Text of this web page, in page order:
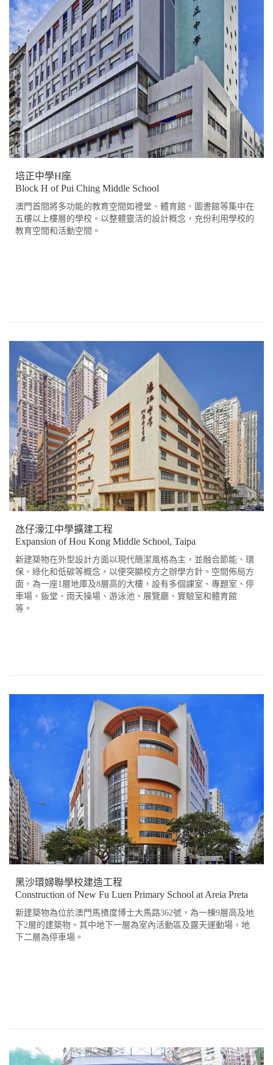
培正中學H座
Block H of Pui Ching Middle School
澳門首間將多功能的教育空間如禮堂、體育館、圖書館等集中在
五樓以上樓層的學校。以整體靈活的設計概念，充份利用學校的
教育空間和活動空間。
氹仔濠江中學擴建工程
Expansion of Hou Kong Middle School, Taipa
新建築物在外型設計方面以現代簡潔風格為主，並融合節能、環
保、綠化和低碳等概念，以便突顯校方之辦學方針。空間佈局方
面，為一座1層地庫及8層高的大樓，設有多個課室、專題室、停
車場、飯堂、雨天操場、游泳池、展覽廳、實驗室和體育館
等。
黑沙環婦聯學校建造工程
Construction of New Fu Luen Primary School at Areia Preta
新建築物為位於澳門馬揸度博士大馬路362號，為一棟9層高及地
下2層的建築物。其中地下一層為室內活動區及露天運動場，地
下二層為停車場。